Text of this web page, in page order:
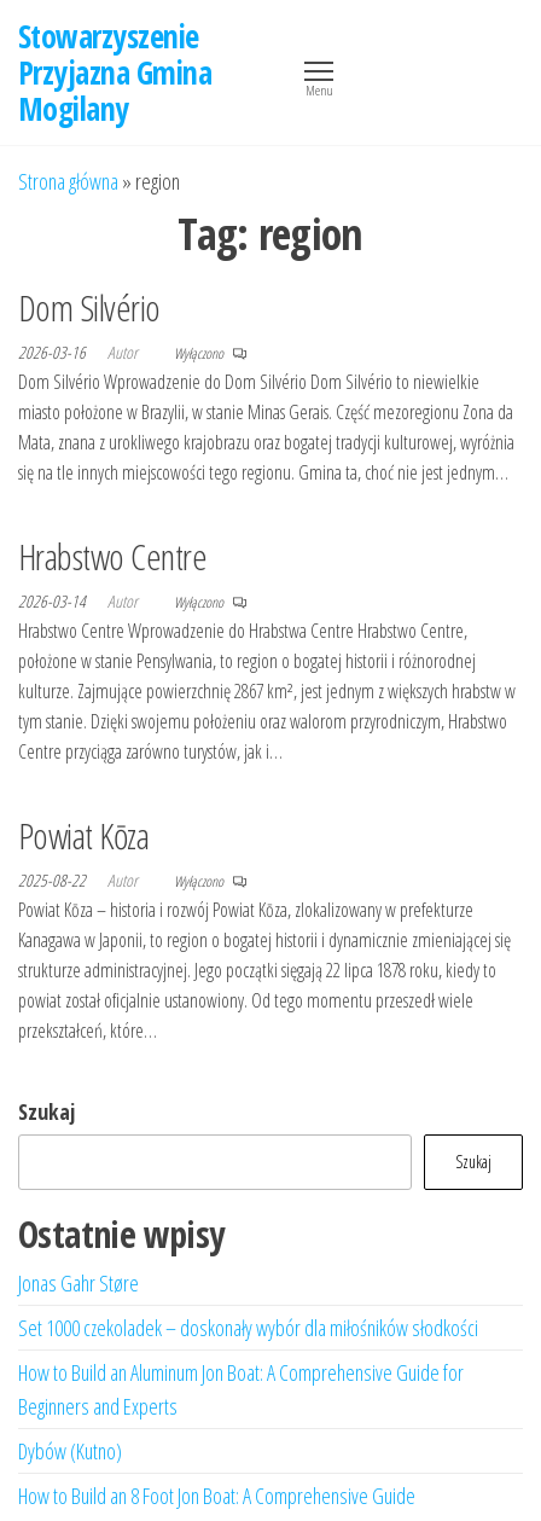
treści
Stowarzyszenie
Przyjazna Gmina
Mogilany
Menu
Strona główna » region
Tag: region
Dom Silvério
2026-03-16 Autor Wyłączono
Dom Silvério Wprowadzenie do Dom Silvério Dom Silvério to niewielkie
miasto położone w Brazylii, w stanie Minas Gerais. Część mezoregionu Zona da
Mata, znana z urokliwego krajobrazu oraz bogatej tradycji kulturowej, wyróżnia
się na tle innych miejscowości tego regionu. Gmina ta, choć nie jest jednym…
Hrabstwo Centre
2026-03-14 Autor Wyłączono
Hrabstwo Centre Wprowadzenie do Hrabstwa Centre Hrabstwo Centre,
położone w stanie Pensylwania, to region o bogatej historii i różnorodnej
kulturze. Zajmujące powierzchnię 2867 km², jest jednym z większych hrabstw w
tym stanie. Dzięki swojemu położeniu oraz walorom przyrodniczym, Hrabstwo
Centre przyciąga zarówno turystów, jak i…
Powiat Kōza
2025-08-22 Autor Wyłączono
Powiat Kōza – historia i rozwój Powiat Kōza, zlokalizowany w prefekturze
Kanagawa w Japonii, to region o bogatej historii i dynamicznie zmieniającej się
strukturze administracyjnej. Jego początki sięgają 22 lipca 1878 roku, kiedy to
powiat został oficjalnie ustanowiony. Od tego momentu przeszedł wiele
przekształceń, które…
Szukaj
Szukaj
Ostatnie wpisy
Jonas Gahr Støre
Set 1000 czekoladek – doskonały wybór dla miłośników słodkości
How to Build an Aluminum Jon Boat: A Comprehensive Guide for
Beginners and Experts
Dybów (Kutno)
How to Build an 8 Foot Jon Boat: A Comprehensive Guide